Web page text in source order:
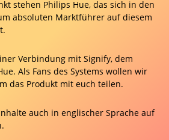
stehen Philips Hue, das sich in den
absoluten Marktführer auf diesem
Verbindung mit Signify, dem
Als Fans des Systems wollen wir
das Produkt mit euch teilen.
auch in englischer Sprache auf